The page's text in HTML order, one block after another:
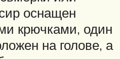
оснащен
крючками, один
на голове, а